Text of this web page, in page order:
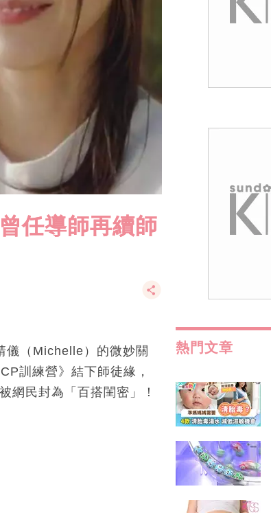
任導師再續師
儀（Michelle）的微妙關
訓練營》結下師徒緣，
網民封為「百搭閨密」！
熱門文章